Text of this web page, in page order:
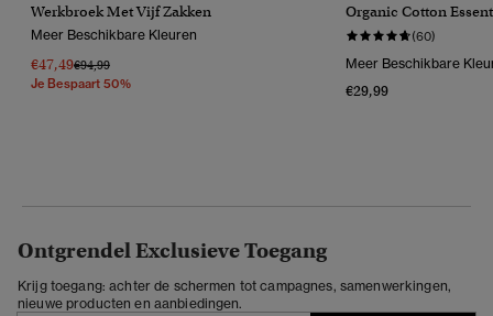
Werkbroek Met Vijf Zakken
Meer Beschikbare Kleuren
€47,49Prijs Verlaagd Van
€94,99Naar
Je Bespaart 50%
Organic Cotton
(60)
Meer Beschikbare
€29,99
Ontgrendel Exclusieve Toegang
Krijg toegang: achter de schermen tot campagnes, samenwerkingen,
nieuwe producten en aanbiedingen.